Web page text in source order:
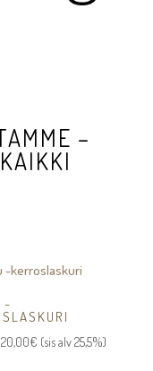
–
-
20,00€ Hintaluokka:
(sis alv 25,5%)